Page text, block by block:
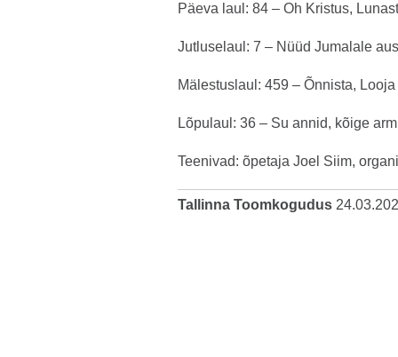
Päeva laul: 84 – Oh Kristus,
Jutluselaul: 7 – Nüüd Jumalale
Mälestuslaul: 459 – Õnnista, Looja
Lõpulaul: 36 – Su annid, kõige
Teenivad: õpetaja Joel Siim,
Tallinna Toomkogudus